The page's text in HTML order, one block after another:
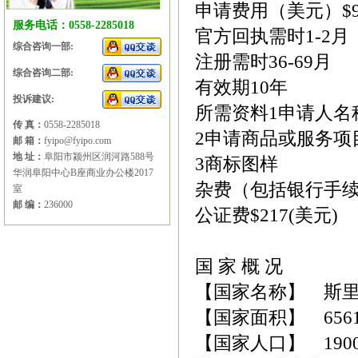
服务电话：0558-2285018
综合咨询一部:
综合咨询二部:
投诉建议:
传 真： 0558-2285018
邮 箱： fyipo@fyipo.com
地 址： 阜阳市颍州区润河路588号
华润阜阳中心B座商业办公楼2017
室
邮 编： 236000
申请费用（美元）
官方回执需时1-2月
注册需时36-69月
有效期10年
所需资料1申请人名
2申请商品或服务项
3商标图样
杂费（包括银行手
公证费$217(美元)
国 家 概 况
【国家名称】 斯
【国家面积】
【国家人口】